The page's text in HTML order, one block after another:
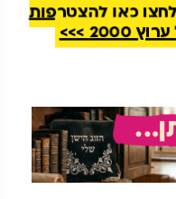
מנוגדות והפוכות?
ערפה היא הכלה
בקול חמותה ופועלת
שפועלת לכאורה
לרצונה המפורש של
ומגלים לנו רובד
אומרים: "'שם האחת
'ושם השנית רות',
ב, ט). מה פירוש
כאן להצטרפות
>>>